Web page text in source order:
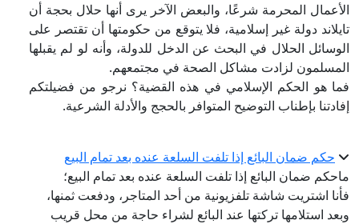
الأعمال المحرمة شرعًا، والبعض الآخر يرى أنها حلال بحجة أن
تايلاند دولة غير إسلامية، فلا يتوقع من حكومتها أن تقتصر على
الوسائل الحلال في البحث عن الدخل للدولة، وأنه لو لم يقبلها
المسلمون لزادت مشاكل الصحة في مجتمعهم.
فما هو الحكم الإسلامي في هذه القضية؟ نرجو من فضيلتكم
إفادتنا بإطناب التوضيح المتوافر بالحجج والأدلة الشرعية.
حكم ضمان البائع إذا تلفت السلعة عنده بعد تمام البيع
ماحكم ضمان البائع إذا تلفت السلعة عنده بعد تمام البيع؛
فأنا اشتريت شاشة تلفزيونية من أحد المتاجر، ودفعت ثمنها،
وبعد استلامها تركتها عند البائع لشراء حاجة من محل قريب